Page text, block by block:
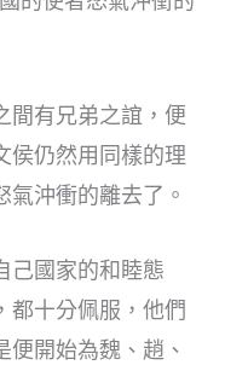
間有兄弟之誼，便
侯仍然用同樣的理
氣沖衝的離去了。
己國家的和睦態
都十分佩服，他們
開始為魏、趙、